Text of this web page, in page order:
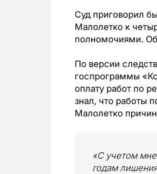
Суд приговорил
Малолетко к
полномочиями.
По версии
госпрограммы
оплату работ по
знал, что работы
Малолетко
«С учетом
годам